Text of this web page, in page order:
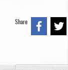
Share